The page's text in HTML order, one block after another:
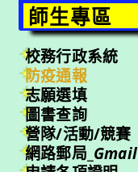
師生專區
校務行政系統
防疫通報
志願選填
圖書查詢
營隊/活動/競賽
網路郵局_ Gmail